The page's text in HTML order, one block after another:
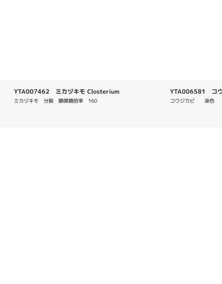
YTA007462 ミカヅキモ Closterium
ミカヅキモ　分裂　顕微鏡倍率　160
YTA006581 コ
コウジカビ　　染色